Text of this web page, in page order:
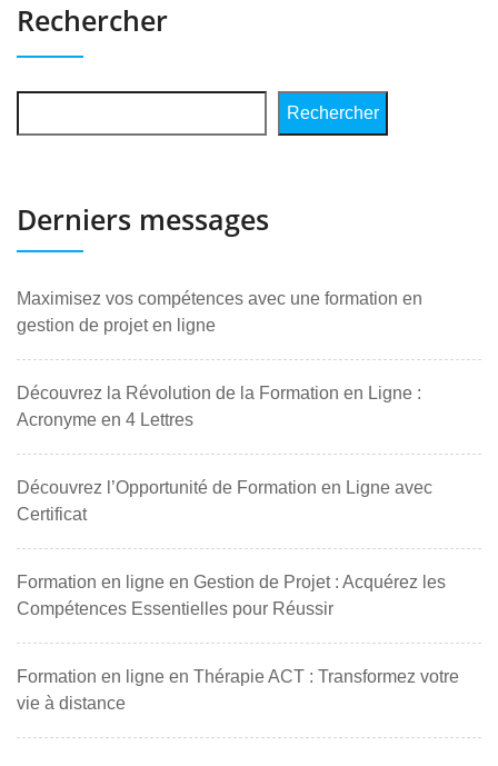
Rechercher
Rechercher
Derniers messages
Maximisez vos compétences avec une formation en
gestion de projet en ligne
Découvrez la Révolution de la Formation en Ligne :
Acronyme en 4 Lettres
Découvrez l’Opportunité de Formation en Ligne avec
Certificat
Formation en ligne en Gestion de Projet : Acquérez les
Compétences Essentielles pour Réussir
Formation en ligne en Thérapie ACT : Transformez votre
vie à distance